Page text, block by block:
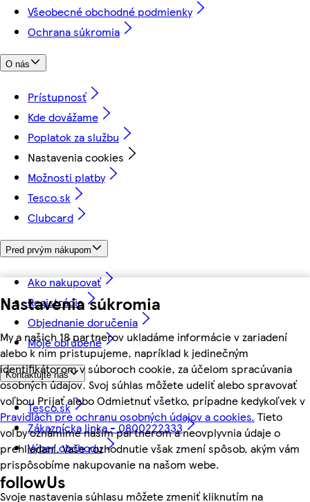
Nastavenia súkromia
My a našich 18 partnerov ukladáme informácie v zariadení
alebo k nim pristupujeme, napríklad k jedinečným
identifikátorom v súboroch cookie, za účelom spracúvania
osobných údajov. Svoj súhlas môžete udeliť alebo spravovať
voľbou Prijať alebo Odmietnuť všetko, prípadne kedykoľvek v
Pravidlách pre ochranu osobných údajov a cookies. Tieto
voľby oznámime našim partnerom a neovplyvnia údaje o
prehliadaní. Vaše rozhodnutie však zmení spôsob, akým vám
prispôsobíme nakupovanie na našom webe.
Svoje nastavenia súhlasu môžete zmeniť kliknutím na
Všeobecné obchodné podmienky
Ochrana súkromia
O nás
Prístupnosť
Kde dovážame
Poplatok za službu
Nastavenia cookies
Možnosti platby
Tesco.sk
Clubcard
Pred prvým nákupom
Ako nakupovať
Registrácia
Objednanie doručenia
Moje obľúbené
Kontaktujte nás
Tesco.sk
Zákaznícka linka - 0800222333
Výber obchodu
followUs